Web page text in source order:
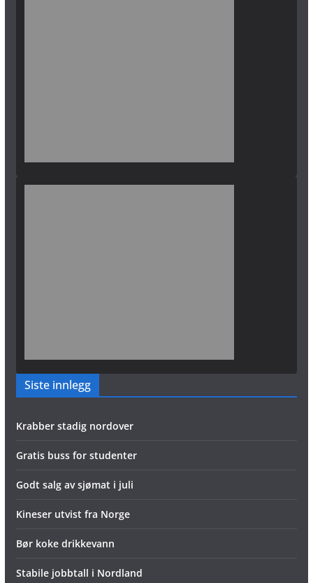
Siste innlegg
Krabber stadig nordover
Gratis buss for studenter
Godt salg av sjømat i juli
Kineser utvist fra Norge
Bør koke drikkevann
Stabile jobbtall i Nordland